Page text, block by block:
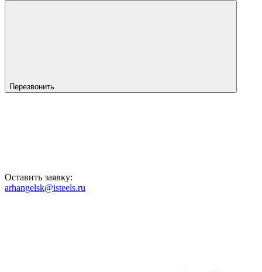
Перезвонить
Оставить заявку:
arhangelsk@isteels.ru